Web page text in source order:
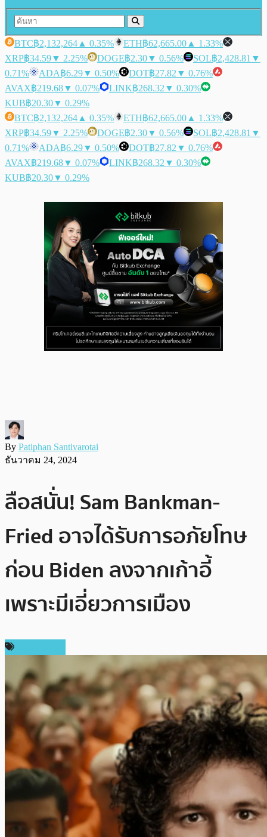
BTC฿2,132,264 ▲ 0.35% ETH฿62,665.00 ▲ 1.33%
XRP฿34.59▼ 2.25% DOGE฿2.30▼ 0.56% SOL฿2,428.81 ▼
0.71%
ADA฿6.29▼ 0.50% DOT฿27.82 ▼ 0.76%
AVAX฿219.68▼ 0.07% LINK฿268.32 ▼ 0.30%
KUB฿20.30▼ 0.29%
BTC฿2,132,264 ▲ 0.35% ETH฿62,665.00 ▲ 1.33%
XRP฿34.59▼ 2.25% DOGE฿2.30▼ 0.56% SOL฿2,428.81 ▼
0.71%
ADA฿6.29▼ 0.50% DOT฿27.82 ▼ 0.76%
AVAX฿219.68▼ 0.07% LINK฿268.32 ▼ 0.30%
KUB฿20.30▼ 0.29%
By Patiphan Santivarotai
ธันวาคม 24, 2024
ลือสนั่น! Sam Bankman-
Fried อาจได้รับการอภัยโทษ
ก่อน Biden ลงจากเก้าอี้
เพราะมีเอี่ยวการเมือง